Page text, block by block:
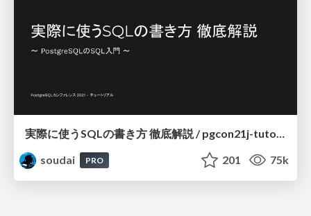
soudai
PRO 201 75k